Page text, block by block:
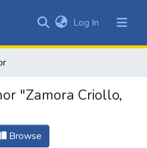
&
All of DSpace
Log In (current)
"Zamora Criollo,
Browse